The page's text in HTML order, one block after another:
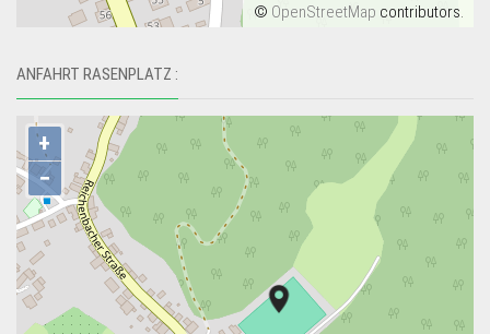
© OpenStreetMap contributors.
ANFAHRT RASENPLATZ :
+
−